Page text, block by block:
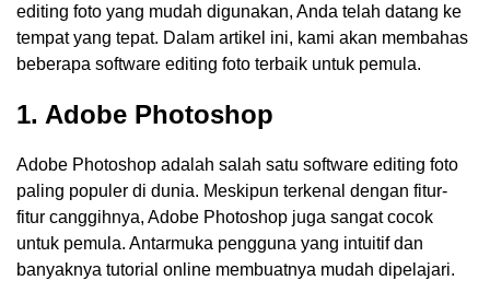
editing foto yang mudah digunakan, Anda telah datang ke
tempat yang tepat. Dalam artikel ini, kami akan membahas
beberapa software editing foto terbaik untuk pemula.
1. Adobe Photoshop
Adobe Photoshop adalah salah satu software editing foto
paling populer di dunia. Meskipun terkenal dengan fitur-
fitur canggihnya, Adobe Photoshop juga sangat cocok
untuk pemula. Antarmuka pengguna yang intuitif dan
banyaknya tutorial online membuatnya mudah dipelajari.